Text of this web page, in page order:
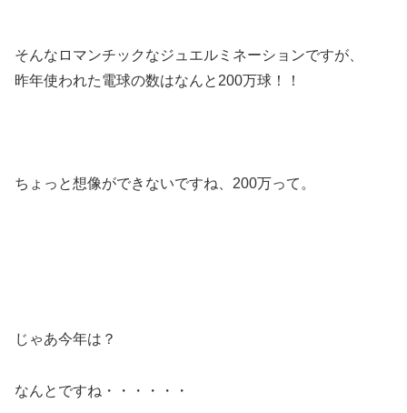
そんなロマンチックなジュエルミネーションですが、
昨年使われた電球の数はなんと200万球！！
ちょっと想像ができないですね、200万って。
じゃあ今年は？
なんとですね・・・・・・